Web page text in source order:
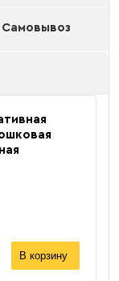
Самовывоз
В корзину